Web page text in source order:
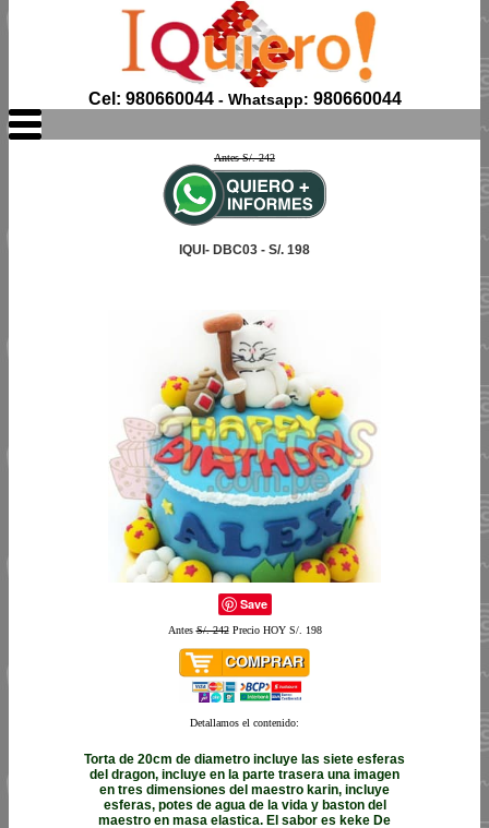
Cel: 980660044- Whatsapp: 980660044
Antes S/. 242
IQUI- DBC03 - S/. 198
Save
AntesS/. 242Precio HOY S/. 198
Detallamos el contenido:
Torta de 20cm de diametro incluye las siete esferas
del dragon, incluye en la parte trasera una imagen
en tres dimensiones del maestro karin, incluye
esferas, potes de agua de la vida y baston del
maestro en masa elastica. El sabor es keke De